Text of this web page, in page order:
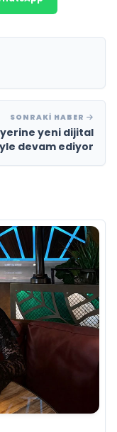
SONRAKI HABER
yeni dijital
devam ediyor